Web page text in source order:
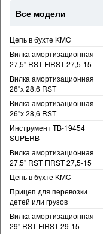
Все модели
Цепь в бухте KMC
Вилка амортизационная
27,5" RST FIRST 27,5-15
Вилка амортизационная
26"х 28,6 RST
Вилка амортизационная
26"х 28,6 RST
Инструмент TB-19454
SUPERB
Вилка амортизационная
27,5" RST FIRST 27,5-15
Цепь в бухте KMC
Прицеп для перевозки
детей или грузов
Вилка амортизационная
29" RST FIRST 29-15